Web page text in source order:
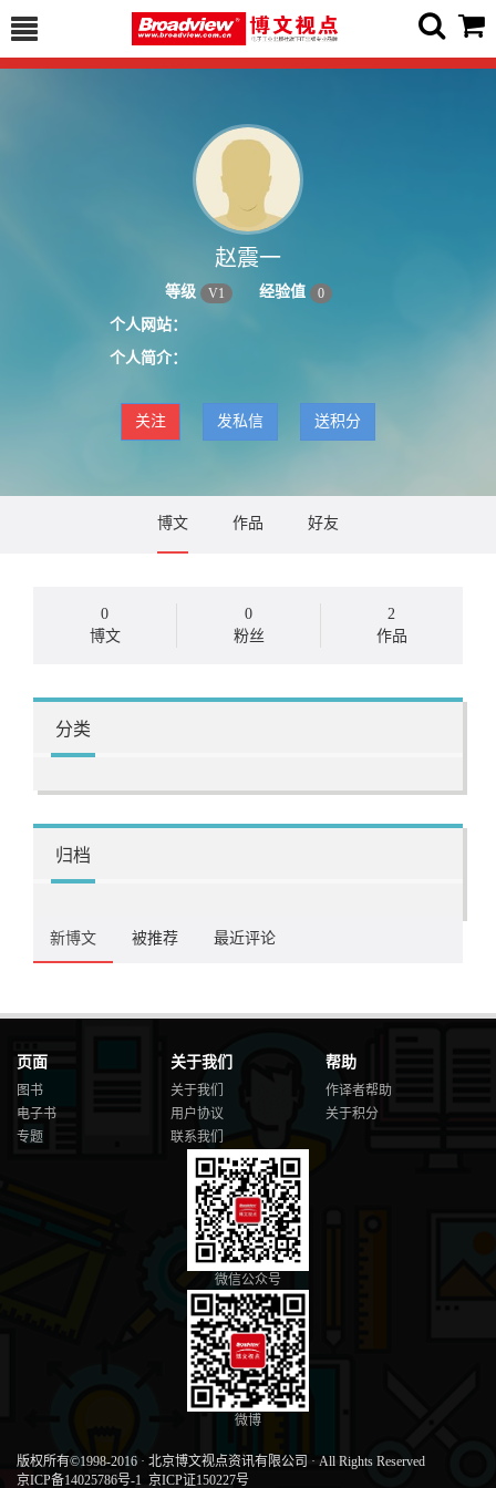
赵震一
等级 V1 经验值 0
个人网站：
个人简介：
关注 发私信 送积分
博文 作品 好友
0
博文
0
粉丝
2
作品
分类
归档
新博文 被推荐 最近评论
页面
图书
电子书
专题
关于我们
关于我们
用户协议
联系我们
帮助
作译者帮助
关于积分
微信公众号
微博
版权所有©1998-2016 · 北京博文视点资讯有限公司 · All Rights Reserved
京ICP备14025786号-1 京ICP证150227号